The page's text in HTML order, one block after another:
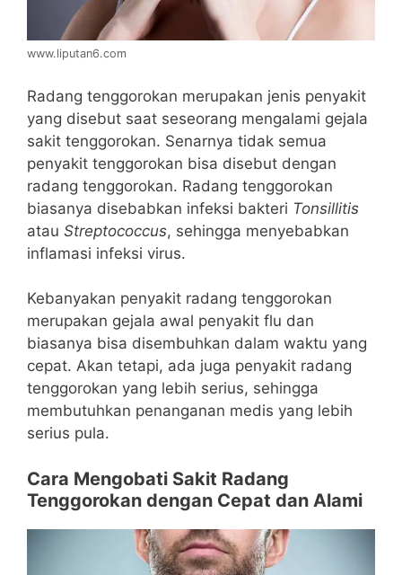
www.liputan6.com
Radang tenggorokan merupakan jenis penyakit
yang disebut saat seseorang mengalami gejala
sakit tenggorokan. Senarnya tidak semua
penyakit tenggorokan bisa disebut dengan
radang tenggorokan. Radang tenggorokan
biasanya disebabkan infeksi bakteri Tonsillitis
atau Streptococcus, sehingga menyebabkan
inflamasi infeksi virus.
Kebanyakan penyakit radang tenggorokan
merupakan gejala awal penyakit flu dan
biasanya bisa disembuhkan dalam waktu yang
cepat. Akan tetapi, ada juga penyakit radang
tenggorokan yang lebih serius, sehingga
membutuhkan penanganan medis yang lebih
serius pula.
Cara Mengobati Sakit Radang
Tenggorokan dengan Cepat dan Alami